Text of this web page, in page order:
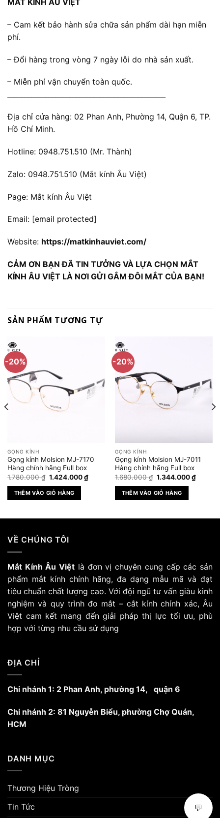
MẮT KÍNH ÂU VIỆT
– Cam kết bảo hành sửa chữa sản phẩm dài hạn miễn
phí.
– Đổi hàng trong vòng 7 ngày lỗi do nhà sản xuất.
– Miễn phí vận chuyển toàn quốc.
Địa chỉ cửa hàng: 02 Phan Anh, Phường 14, Quận 6, TP.
Hồ Chí Minh.
Hotline: 0948.751.510 (Mr. Thành)
Zalo: 0948.751.510 (Mắt kính Âu Việt)
Page: Mắt kính Âu Việt
Email: [email protected]
Website: https://matkinhauviet.com/
CẢM ƠN BẠN ĐÃ TIN TƯỞNG VÀ LỰA CHỌN MẮT
KÍNH ÂU VIỆT LÀ NƠI GỬI GẮM ĐÔI MẮT CỦA BẠN!
SẢN PHẨM TƯƠNG TỰ
-20%
GỌNG KÍNH
Gọng kính Molsion MJ-7170
Hàng chính hãng Full box
1.780.000₫ Giá
là:
1.780.000 ₫.
1.424.000₫Giá
hiện
1.424.000 ₫.
THÊM VÀO GIỎ HÀNG
-20%
GỌNG KÍNH
Gọng kính Molsion MJ-7011
Hàng chính hãng Full box
1.680.000₫ Giá
là:
1.680.000 ₫.
1.344.000₫Giá
hiện
THÊM VÀO GIỎ HÀNG
VỀ CHÚNG TÔI
Mắt Kính Âu Việt là đơn vị chuyên cung cấp các sản
phẩm mắt kính chính hãng, đa dạng mẫu mã và đạt
tiêu chuẩn chất lượng cao. Với đội ngũ tư vấn giàu kinh
nghiệm và quy trình đo mắt – cắt kính chính xác, Âu
Việt cam kết mang đến giải pháp thị lực tối ưu, phù
hợp với từng nhu cầu sử dụng
ĐỊA CHỈ
Chi nhánh 1: 2 Phan Anh, phường 14, quận 6
Chi nhánh 2: 81 Nguyễn Biểu, phường Chợ Quán,
HCM
DANH MỤC
Thương Hiệu Tròng
Tin Tức
💬